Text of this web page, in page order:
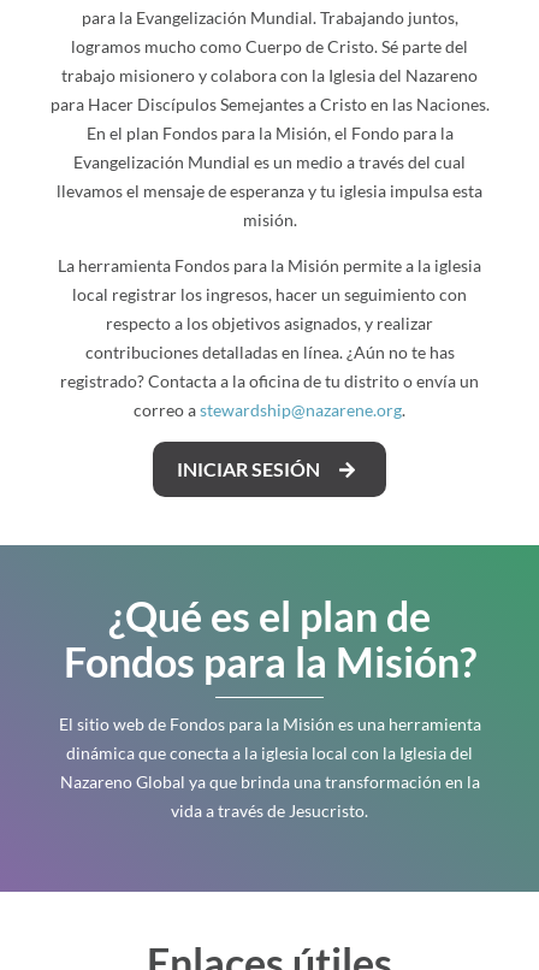
para la Evangelización Mundial. Trabajando juntos,
logramos mucho como Cuerpo de Cristo. Sé parte del
trabajo misionero y colabora con la Iglesia del Nazareno
para Hacer Discípulos Semejantes a Cristo en las Naciones.
En el plan Fondos para la Misión, el Fondo para la
Evangelización Mundial es un medio a través del cual
llevamos el mensaje de esperanza y tu iglesia impulsa esta
misión.
La herramienta Fondos para la Misión permite a la iglesia
local registrar los ingresos, hacer un seguimiento con
respecto a los objetivos asignados, y realizar
contribuciones detalladas en línea. ¿Aún no te has
registrado? Contacta a la oficina de tu distrito o envía un
correo astewardship@nazarene.org.
INICIAR SESIÓN
¿Qué es el plan de
Fondos para la Misión?
El sitio web de Fondos para la Misión es una herramienta
dinámica que conecta a la iglesia local con la Iglesia del
Nazareno Global ya que brinda una transformación en la
vida a través de Jesucristo.